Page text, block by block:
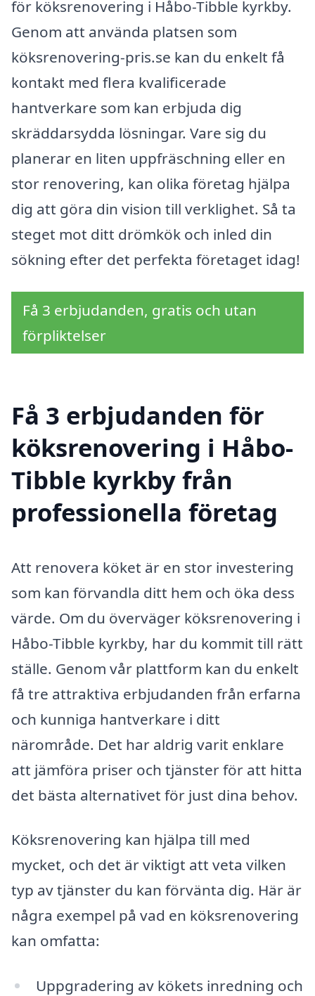
för köksrenovering i Håbo-Tibble kyrkby.
Genom att använda platsen som
köksrenovering-pris.se kan du enkelt få
kontakt med flera kvalificerade
hantverkare som kan erbjuda dig
skräddarsydda lösningar. Vare sig du
planerar en liten uppfräschning eller en
stor renovering, kan olika företag hjälpa
dig att göra din vision till verklighet. Så ta
steget mot ditt drömkök och inled din
sökning efter det perfekta företaget idag!
Få 3 erbjudanden, gratis och utan
förpliktelser
Få 3 erbjudanden för
köksrenovering i Håbo-
Tibble kyrkby från
professionella företag
Att renovera köket är en stor investering
som kan förvandla ditt hem och öka dess
värde. Om du överväger köksrenovering i
Håbo-Tibble kyrkby, har du kommit till rätt
ställe. Genom vår plattform kan du enkelt
få tre attraktiva erbjudanden från erfarna
och kunniga hantverkare i ditt
närområde. Det har aldrig varit enklare
att jämföra priser och tjänster för att hitta
det bästa alternativet för just dina behov.
Köksrenovering kan hjälpa till med
mycket, och det är viktigt att veta vilken
typ av tjänster du kan förvänta dig. Här är
några exempel på vad en köksrenovering
kan omfatta:
Uppgradering av kökets inredning och